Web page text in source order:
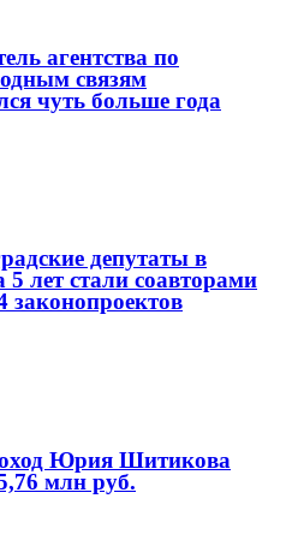
агентства по
связям
чуть больше года
депутаты в
5 лет стали соавторами
законопроектов
Юрия Шитикова
млн руб.